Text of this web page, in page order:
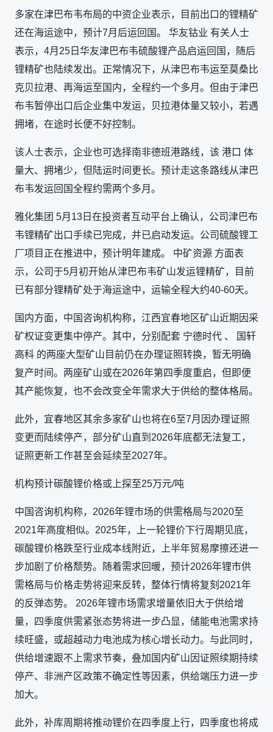
多家在津巴布韦布局的中资企业表示，目前出口的锂精矿
还在海运途中，预计7月后运回国。 华友钴业 有关人士
表示，4月25日华友津巴布韦硫酸锂产品启运回国，随后
锂精矿也陆续发出。正常情况下，从津巴布韦运至莫桑比
克贝拉港、再海运至国内，全程约一个多月。但由于津巴
布韦暂停出口后企业集中发运，贝拉港体量又较小，若遇
拥堵，在途时长便不好控制。
该人士表示，企业也可选择南非德班港路线，该 港口 体
量大、拥堵少，但陆运时间更长。预计走这条路线从津巴
布韦发运回国全程约需两个多月。
雅化集团 5月13日在投资者互动平台上确认，公司津巴布
韦锂精矿出口手续已完成，并已启动发运。公司硫酸锂工
厂项目正在推进中，预计明年建成。 中矿资源 方面表
示，公司于5月初开始从津巴布韦矿山发运锂精矿，目前
已有部分锂精矿处于海运途中，运输全程大约40-60天。
国内方面，中国咨询机构称，江西宜春地区矿山近期因采
矿权证变更集中停产。其中，分别配套 宁德时代 、 国轩
高科 的两座大型矿山目前仍在办理证照转换，暂无明确
复产时间。两座矿山或在2026年第四季度重启，但即便
其产能恢复，也不会改变全年需求大于供给的整体格局。
此外，宜春地区其余多家矿山也将在6至7月因办理证照
变更而陆续停产，部分矿山直到2026年底都无法复工，
证照更新工作甚至会延续至2027年。
机构预计碳酸锂价格或上探至25万元/吨
中国咨询机构称，2026年锂市场的供需格局与2020至
2021年高度相似。2025年，上一轮锂价下行周期见底，
碳酸锂价格跌至行业成本线附近，上半年贸易摩擦还进一
步加剧了价格颓势。随着需求回暖，预计2026年锂市供
需格局与价格走势将迎来反转，整体行情将复刻2021年
的反弹态势。 2026年锂市场需求增量依旧大于供给增
量，四季度供需紧张态势将进一步凸显，储能电池需求持
续旺盛，或超越动力电池成为核心增长动力。与此同时，
供给增速跟不上需求节奏，叠加国内矿山因证照续期持续
停产、非洲产区政策不确定性等因素，供给端压力进一步
加大。
此外，补库周期将推动锂价在四季度上行，四季度也将成